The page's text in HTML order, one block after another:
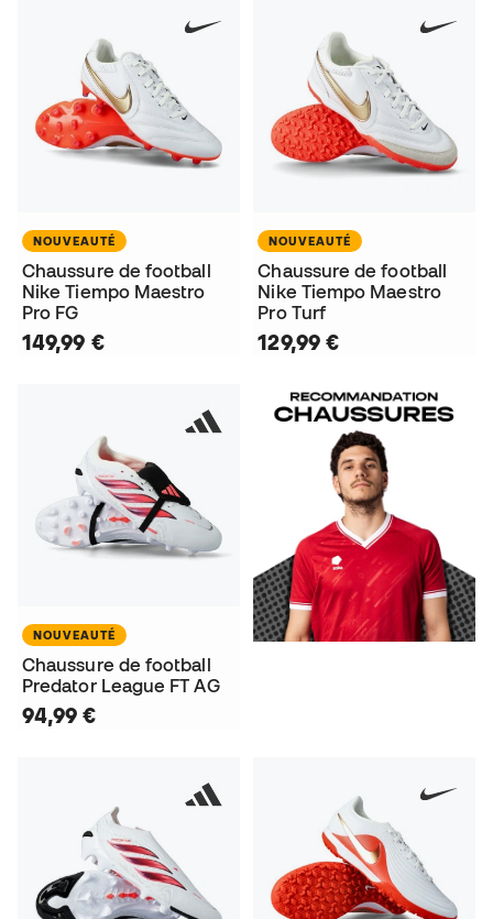
NOUVEAUTÉ
Chaussure de football
Nike Tiempo Maestro
Pro FG
149,99 €
NOUVEAUTÉ
Chaussure de football
Nike Tiempo Maestro
Pro Turf
129,99 €
NOUVEAUTÉ
Chaussure de football
Predator League FT AG
94,99 €